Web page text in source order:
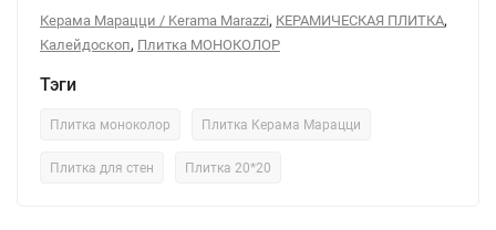
Керама Марацци / Kerama Marazzi, КЕРАМИЧЕСКАЯ ПЛИТКА,
Калейдоскоп, Плитка МОНОКОЛОР
Тэги
Плитка моноколор Плитка Керама Марацци
Плитка для стен Плитка 20*20